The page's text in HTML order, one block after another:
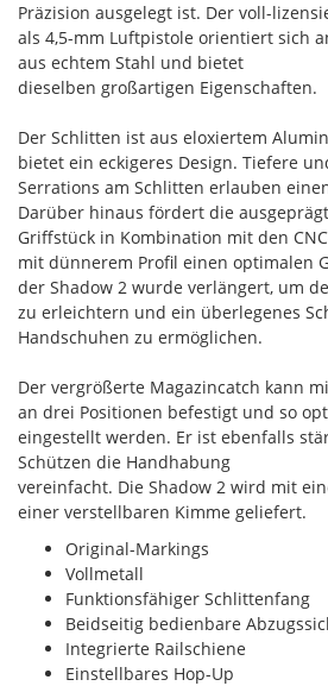
Präzision ausgelegt ist. Der voll-
als 4,5-mm Luftpistole orientiert sich
aus echtem Stahl und bietet
dieselben großartigen Eigenschaften.
Der Schlitten ist aus eloxiertem
bietet ein eckigeres Design. Tiefere
Serrations am Schlitten erlauben
Darüber hinaus fördert die
Griffstück in Kombination mit den
mit dünnerem Profil einen optimalen
der Shadow 2 wurde verlängert, um
zu erleichtern und ein überlegenes
Handschuhen zu ermöglichen.
Der vergrößerte Magazincatch kann
an drei Positionen befestigt und so
eingestellt werden. Er ist ebenfalls
Schützen die Handhabung
vereinfacht. Die Shadow 2 wird mit
einer verstellbaren Kimme geliefert.
Original-Markings
Vollmetall
Funktionsfähiger Schlittenfang
Beidseitig bedienbare
Integrierte Railschiene
Einstellbares Hop-Up